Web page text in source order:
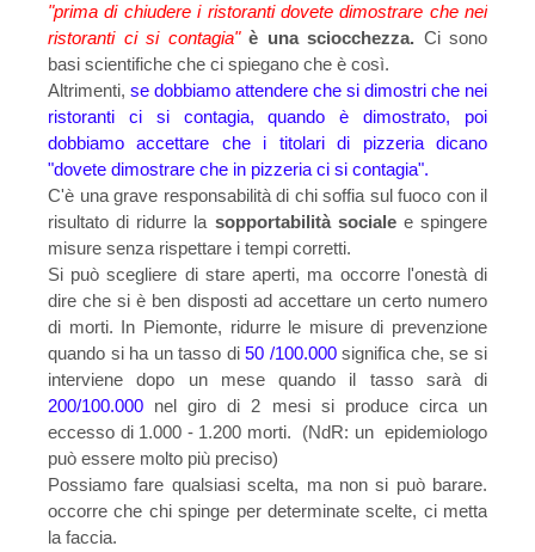
"prima di chiudere i ristoranti dovete dimostrare che nei
ristoranti ci si contagia" è una sciocchezza. Ci sono
basi scientifiche che ci spiegano che è così.
Altrimenti, se dobbiamo attendere che si dimostri che nei
ristoranti ci si contagia, quando è dimostrato, poi
dobbiamo accettare che i titolari di pizzeria dicano
"dovete dimostrare che in pizzeria ci si contagia".
C'è una grave responsabilità di chi soffia sul fuoco con il
risultato di ridurre la sopportabilità socialee spingere
misure senza rispettare i tempi corretti.
Si può scegliere di stare aperti, ma occorre l'onestà di
dire che si è ben disposti ad accettare un certo numero
di morti. In Piemonte, ridurre le misure di prevenzione
quando si ha un tasso di50 /100.000significa che, se si
interviene dopo un mese quando il tasso sarà di
200/100.000 nel giro di 2 mesi si produce circa un
eccesso di 1.000 - 1.200 morti. (NdR: un epidemiologo
può essere molto più preciso)
Possiamo fare qualsiasi scelta, ma non si può barare.
occorre che chi spinge per determinate scelte, ci metta
la faccia.